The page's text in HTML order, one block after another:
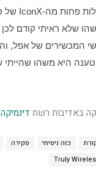
באדיבות רשת דינמיקה
כזה ניסיתי סקירה
Truly